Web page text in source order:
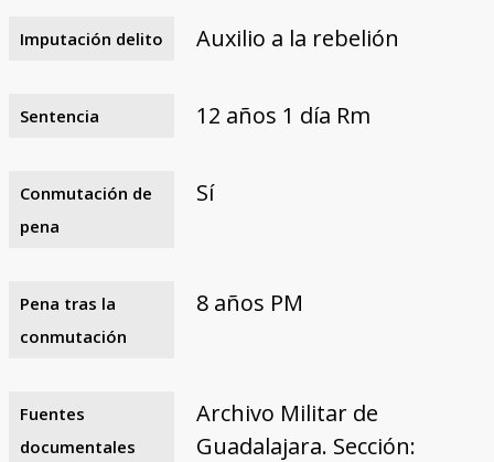
Imputación delito Auxilio a la rebelión
Sentencia 12 años 1 día Rm
Conmutación de
pena
Sí
Pena tras la
conmutación
8 años PM
Fuentes
documentales
Archivo Militar de
Guadalajara. Sección: